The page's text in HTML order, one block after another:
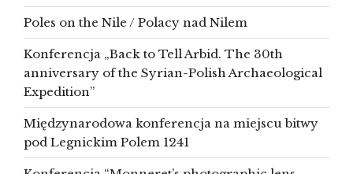
Poles on the Nile / Polacy nad Nilem
Konferencja „Back to Tell Arbid. The 30th
anniversary of the Syrian-Polish Archaeological
Expedition”
Międzynarodowa konferencja na miejscu bitwy
pod Legnickim Polem 1241